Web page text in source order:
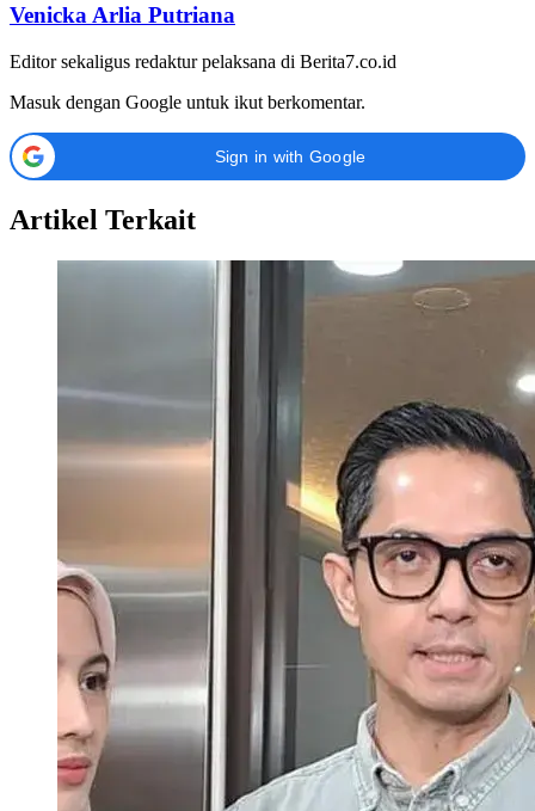
Venicka Arlia Putriana
Editor sekaligus redaktur pelaksana di Berita7.co.id
Masuk dengan Google untuk ikut berkomentar.
Sign in with Google
Artikel Terkait